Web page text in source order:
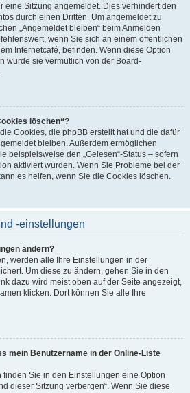
eine Sitzung angemeldet. Dies verhindert den
durch einen Dritten. Um angemeldet zu
„Angemeldet bleiben“ beim Anmelden
wenn Sie sich an einem öffentlichen
Internetcafé, befinden. Wenn diese Option
wurde sie vermutlich von der Board-
löschen“?
Cookies, die phpBB erstellt hat und die dafür
bleiben. Außerdem ermöglichen
beispielsweise den „Gelesen“-Status – sofern
aktiviert wurden. Wenn Sie Probleme bei der
es helfen, wenn Sie die Cookies löschen.
-einstellungen
ändern?
werden alle Ihre Einstellungen in der
Um diese zu ändern, gehen Sie in den
dazu wird meist oben auf der Seite angezeigt,
klicken. Dort können Sie alle Ihre
mein Benutzername in der Online-Liste
finden Sie in den Einstellungen eine Option
dieser Sitzung verbergen“. Wenn Sie diese